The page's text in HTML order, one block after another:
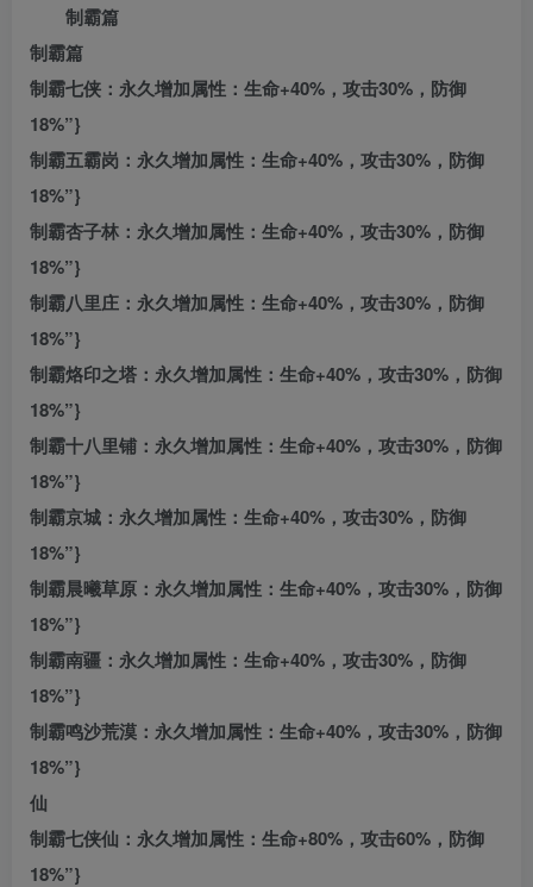
制霸篇
制霸篇
制霸七侠：永久增加属性：生命+40%，攻击30%，防御
18%”}
制霸五霸岗：永久增加属性：生命+40%，攻击30%，防御
18%”}
制霸杏子林：永久增加属性：生命+40%，攻击30%，防御
18%”}
制霸八里庄：永久增加属性：生命+40%，攻击30%，防御
18%”}
制霸烙印之塔：永久增加属性：生命+40%，攻击30%，防御
18%”}
制霸十八里铺：永久增加属性：生命+40%，攻击30%，防御
18%”}
制霸京城：永久增加属性：生命+40%，攻击30%，防御
18%”}
制霸晨曦草原：永久增加属性：生命+40%，攻击30%，防御
18%”}
制霸南疆：永久增加属性：生命+40%，攻击30%，防御
18%”}
制霸鸣沙荒漠：永久增加属性：生命+40%，攻击30%，防御
18%”}
仙
制霸七侠仙：永久增加属性：生命+80%，攻击60%，防御
18%”}